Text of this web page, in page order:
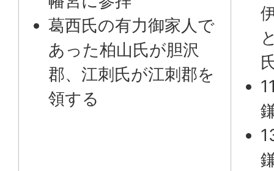
葛西氏の有力御家人で
あった柏山氏が胆沢
郡、江刺氏が江刺郡を
領する